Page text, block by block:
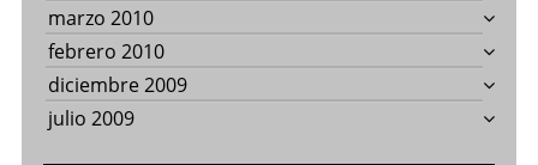
marzo 2010
febrero 2010
diciembre 2009
julio 2009